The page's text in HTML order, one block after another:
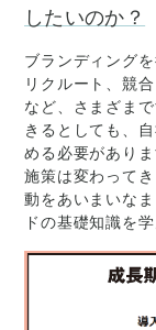
したいのか？
ブランディング
リクルート、競
など、さまざま
きるとしても、
める必要があり
施策は変わって
動をあいまいな
ドの基礎知識を